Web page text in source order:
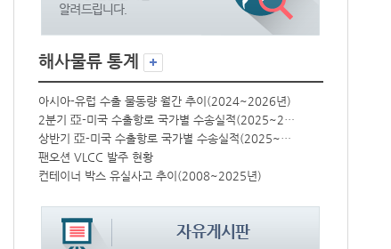
해사물류 통계
아시아-유럽 수출 물동량 월간 추이(2024~2026년)
2분기 亞-미국 수출항로 국가별 수송실적(2025~2026년)
상반기 亞-미국 수출항로 국가별 수송실적(2025~2026년)
팬오션 VLCC 발주 현황
컨테이너 박스 유실사고 추이(2008~2025년)